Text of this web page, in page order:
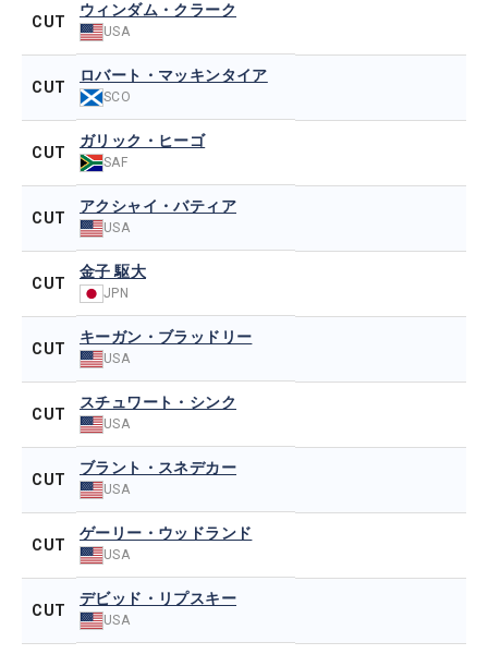
CUT
ウィンダム・クラーク
USA
CUT
ロバート・マッキンタイア
SCO
CUT
ガリック・ヒーゴ
SAF
CUT
アクシャイ・バティア
USA
CUT
金子 駆大
JPN
CUT
キーガン・ブラッドリー
USA
CUT
スチュワート・シンク
USA
CUT
ブラント・スネデカー
USA
CUT
ゲーリー・ウッドランド
USA
CUT
デビッド・リプスキー
USA